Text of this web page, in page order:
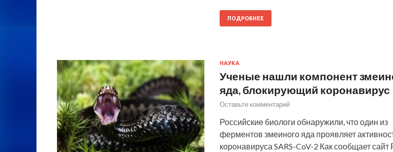
ПОДРОБНЕЕ
НАУКА
Ученые нашли компонент
яда, блокирующий коронавирус
Оставьте комментарий
Российские биологи обнаружили, что один из
ферментов змеиного яда проявляет
коронавируса SARS-CoV-2 Как сообщает